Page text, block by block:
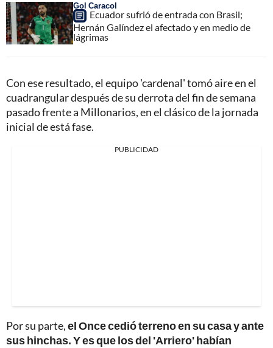
Gol Caracol
Ecuador sufrió de entrada con Brasil;
Hernán Galíndez el afectado y en medio de
lágrimas
Con ese resultado, el equipo 'cardenal' tomó aire en el
cuadrangular después de su derrota del fin de semana
pasado frente a Millonarios, en el clásico de la jornada
inicial de está fase.
PUBLICIDAD
Por su parte,el Once cedió terreno en su casa y ante
sus hinchas. Y es que los del 'Arriero' habían